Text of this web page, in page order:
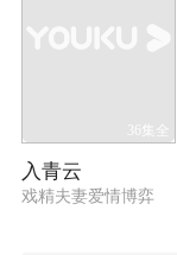
36集全
入青云
戏精夫妻爱情博弈